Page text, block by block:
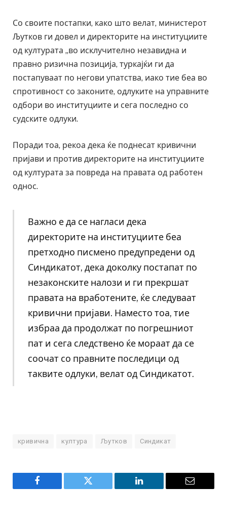
Со своите постапки, како што велат, министерот
Љутков ги довел и директорите на институциите
од културата „во исклучително незавидна и
правно ризична позиција, туркајќи ги да
постапуваат по негови упатства, иако тие беа во
спротивност со законите, одлуките на управните
одбори во институциите и сега последно со
судските одлуки.
Поради тоа, рекоа дека ќе поднесат кривични
пријави и против директорите на институциите
од културата за повреда на правата од работен
однос.
Важно е да се нагласи дека
директорите на институциите беа
претходно писмено предупредени од
Синдикатот, дека доколку постапат по
незаконските налози и ги прекршат
правата на вработените, ќе следуваат
кривични пријави. Наместо тоа, тие
избраа да продолжат по погрешниот
пат и сега следствено ќе мораат да се
соочат со правните последици од
таквите одлуки, велат од Синдикатот.
кривична култура Љутков Синдикат
Facebook Twitter LinkedIn Email